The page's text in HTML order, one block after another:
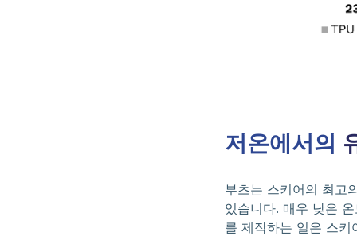
저온에서의
부츠는 스키어의 최고
있습니다. 매우 낮은
를 제작하는 일은 스